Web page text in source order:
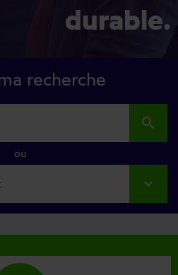
durable.
recherche
search
ou